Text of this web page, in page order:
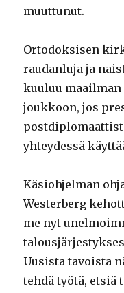
muuttunut.
Ortodoksisen
raudanluja ja
kuuluu
joukkoon, jos
yhteydessä
Käsiohjelman
Westerberg
me nyt
Uusista tavoista
tehdä työtä, etsiä